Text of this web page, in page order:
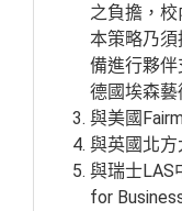
之負擔，
本策略乃
備進行夥伴
德國埃森藝
與美國
與英國北方
與瑞士LAS
for